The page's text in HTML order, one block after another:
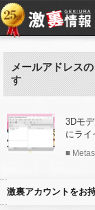
メールアドレス
す
3Dモ
にライ
■
激裏アカウントをお